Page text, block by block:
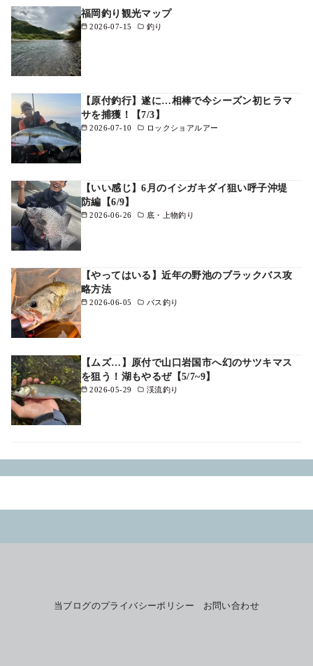
2026-07-15 釣り
福岡釣り観光マップ
2026-07-10 ロックショアルアー
【原付釣行】遂に…相棒で今シーズン初ヒラマ
サを捕獲！【7/3】
2026-06-26 底・上物釣り
【いい感じ】6月のイシガキダイ狙い呼子沖堤
防編【6/9】
2026-06-05 バス釣り
【やってはいる】近年の野池のブラックバス攻
略方法
2026-05-29 渓流釣り
【ムズ…】原付で山口岩国市へ幻のサツキマス
を狙う！湖もやるぜ【5/7~9】
当ブログのプライバシーポリシー お問い合わせ